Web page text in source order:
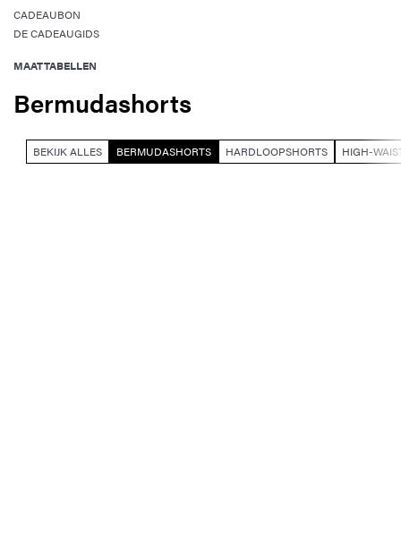
CADEAUBON
DE CADEAUGIDS
MAATTABELLEN
Bermudashorts
BEKIJK ALLES BERMUDASHORTS HARDLOOPSHORTS HIGH-